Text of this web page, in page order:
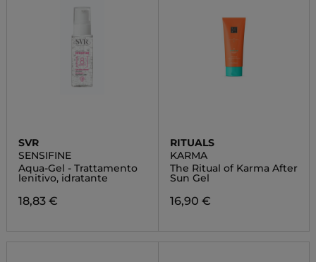
SVR
SENSIFINE
Aqua-Gel - Trattamento
lenitivo, idratante
18,83 €
RITUALS
KARMA
The Ritual of Karma After
Sun Gel
16,90 €